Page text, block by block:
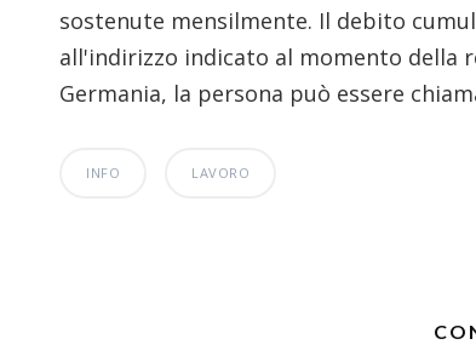
sostenute mensilmente. Il debito
all'indirizzo indicato al momento della
Germania, la persona può essere
INFO LAVORO